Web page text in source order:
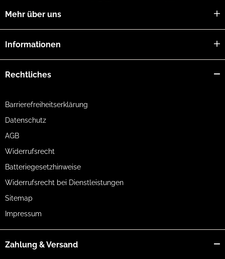
Mehr über uns
Informationen
Rechtliches
Barrierefreiheitserklärung
Datenschutz
AGB
Widerrufsrecht
Batteriegesetzhinweise
Widerrufsrecht bei Dienstleistungen
Sitemap
Impressum
Zahlung & Versand